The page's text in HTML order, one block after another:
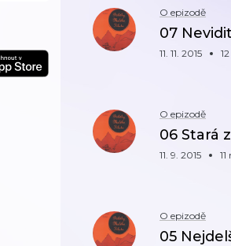
O epizodě
07
11. 11. 2015
O epizodě
06 Stará
11. 9. 2015
O epizodě
05